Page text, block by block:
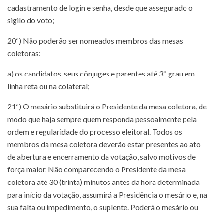
cadastramento de login e senha, desde que assegurado o
sigilo do voto;
20ª) Não poderão ser nomeados membros das mesas
coletoras:
a) os candidatos, seus cônjuges e parentes até 3º grau em
linha reta ou na colateral;
21ª) O mesário substituirá o Presidente da mesa coletora, de
modo que haja sempre quem responda pessoalmente pela
ordem e regularidade do processo eleitoral. Todos os
membros da mesa coletora deverão estar presentes ao ato
de abertura e encerramento da votação, salvo motivos de
força maior. Não comparecendo o Presidente da mesa
coletora até 30 (trinta) minutos antes da hora determinada
para início da votação, assumirá a Presidência o mesário e, na
sua falta ou impedimento, o suplente. Poderá o mesário ou